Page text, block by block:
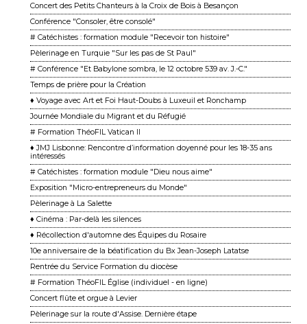
Concert des Petits Chanteurs à la Croix de Bois à Besançon
Conférence "Consoler, être consolé"
# Catéchistes : formation module "Recevoir ton histoire"
Pèlerinage en Turquie "Sur les pas de St Paul"
# Conférence "Et Babylone sombra, le 12 octobre 539 av. J.-C."
Temps de prière pour la Création
♦ Voyage avec Art et Foi Haut-Doubs à Luxeuil et Ronchamp
Journée Mondiale du Migrant et du Réfugié
# Formation ThéoFIL Vatican II
♦ JMJ Lisbonne: Rencontre d’information doyenné pour les 18-35 ans
intéressés
# Catéchistes : formation module "Dieu nous aime"
Exposition "Micro-entrepreneurs du Monde"
Pèlerinage à La Salette
♦ Cinéma : Par-delà les silences
♦ Récollection d'automne des Équipes du Rosaire
10e anniversaire de la béatification du Bx Jean-Joseph Latatse
Rentrée du Service Formation du diocèse
# Formation ThéoFIL Église (individuel - en ligne)
Concert flûte et orgue à Levier
Pèlerinage sur la route d'Assise. Dernière étape